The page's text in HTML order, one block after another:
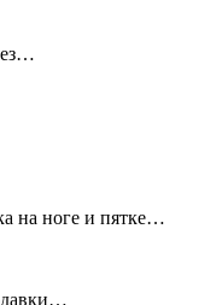
на ноге и пятке…